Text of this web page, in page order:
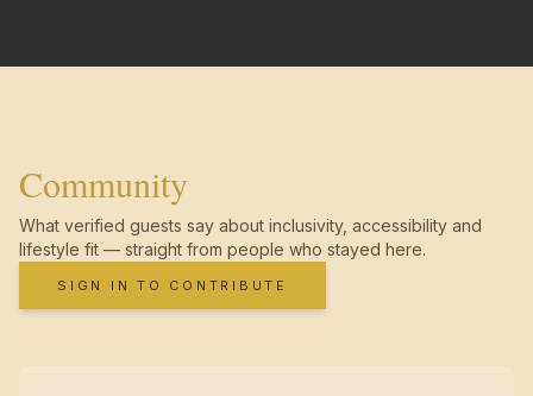
Community
What verified guests say about inclusivity, accessibility and
lifestyle fit — straight from people who stayed here.
SIGN IN TO CONTRIBUTE